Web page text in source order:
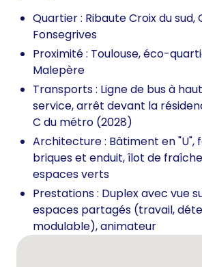
Quartier : Ribaute Croix du sud,
Fonsegrives
Proximité : Toulouse, éco-
Malepère
Transports : Ligne de bus à
service, arrêt devant la
C du métro (2028)
Architecture : Bâtiment en "U",
briques et enduit, îlot de
espaces verts
Prestations : Duplex avec vue
espaces partagés (travail,
modulable), animateur